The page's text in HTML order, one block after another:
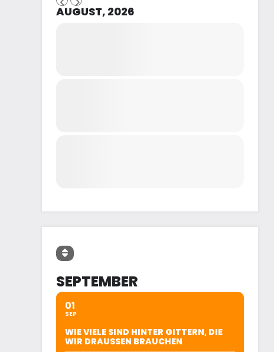
AUGUST, 2026
SEPTEMBER
01
SEP
WIE VIELE SIND HINTER GITTERN, DIE
WIR DRAUSSEN BRAUCHEN